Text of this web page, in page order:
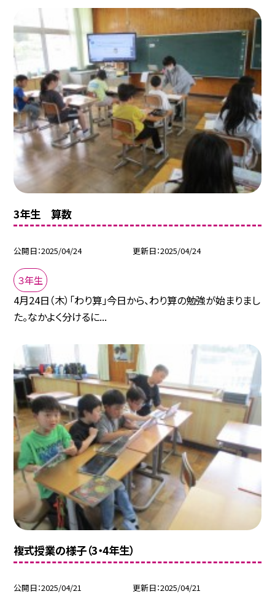
3年生 算数
公開日 2025/04/24 更新日 2025/04/24
３年生
4月24日（木）「わり算」今日から、わり算の勉強が始まりまし
た。なかよく分けるに...
複式授業の様子（3・4年生）
公開日 2025/04/21 更新日 2025/04/21